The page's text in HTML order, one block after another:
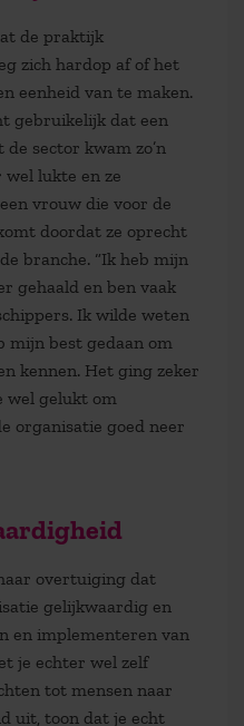
de praktijk
zich hardop af of het
eenheid van te maken.
gebruikelijk dat een
sector kwam zo’n
wel lukte en ze
vrouw die voor de
doordat ze oprecht
branche. “Ik heb mijn
gehaald en ben vaak
Ik wilde weten
mijn best gedaan om
kennen. Het ging zeker
wel gelukt om
organisatie goed neer
overtuiging dat
gelijkwaardig en
en implementeren van
je echter wel zelf
tot mensen naar
uit, toon dat je echt